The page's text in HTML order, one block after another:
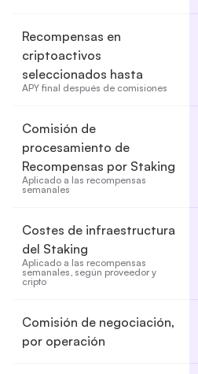
Recompensas en
criptoactivos
seleccionados hasta
APY final después de comisiones
Comisión de
procesamiento de
Recompensas por Staking
Aplicado a las recompensas
semanales
Costes de infraestructura
del Staking
Aplicado a las recompensas
semanales, según proveedor y
cripto
Comisión de negociación,
por operación